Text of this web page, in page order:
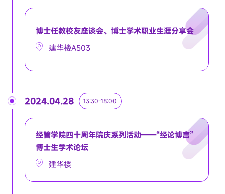
博士任教校友座谈会、博士学术职业生涯分享会
建华楼A503
2024.04.28 13:30-18:00
经管学院四十周年院庆系列活动——“经论博言”
博士生学术论坛
建华楼